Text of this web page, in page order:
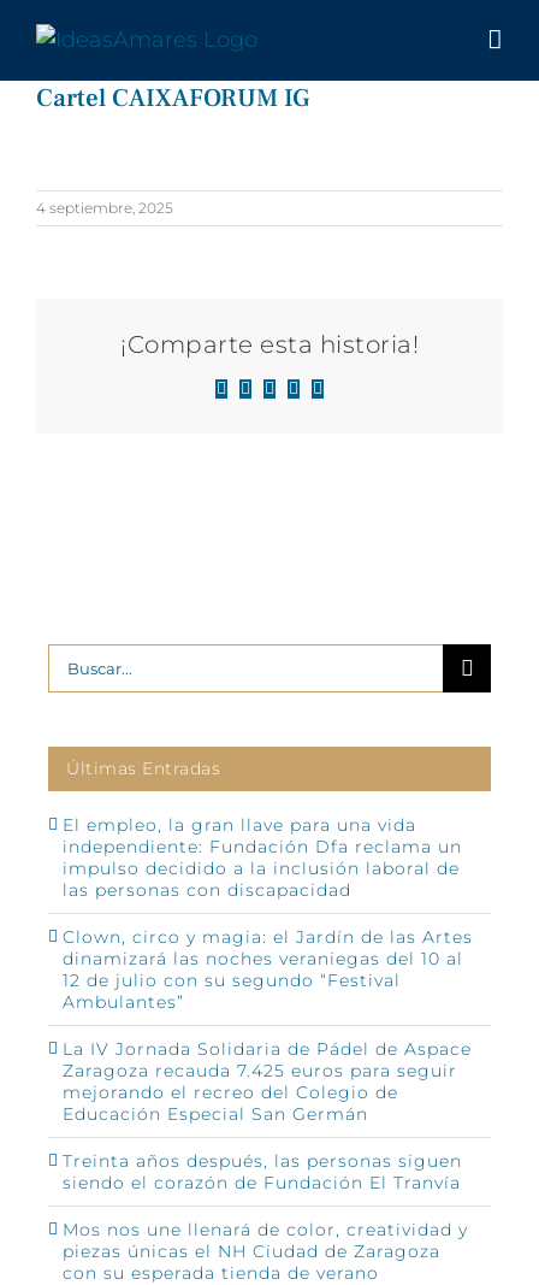
contenido
Cartel CAIXAFORUM IG
4 septiembre, 2025
¡Comparte esta historia!
Facebook
X LinkedIn
WhatsApp
Correo
Buscar:
Últimas Entradas
El empleo, la gran llave para una vida
independiente: Fundación Dfa reclama un
impulso decidido a la inclusión laboral de
las personas con discapacidad
Clown, circo y magia: el Jardín de las Artes
dinamizará las noches veraniegas del 10 al
12 de julio con su segundo “Festival
Ambulantes”
La IV Jornada Solidaria de Pádel de Aspace
Zaragoza recauda 7.425 euros para seguir
mejorando el recreo del Colegio de
Educación Especial San Germán
Treinta años después, las personas siguen
siendo el corazón de Fundación El Tranvía
Mos nos une llenará de color, creatividad y
piezas únicas el NH Ciudad de Zaragoza
con su esperada tienda de verano